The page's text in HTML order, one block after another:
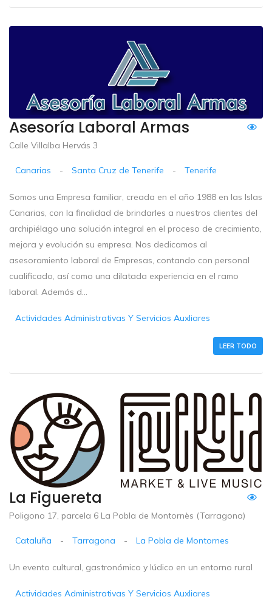
Asesoría Laboral Armas
Calle Villalba Hervás 3
Canarias - Santa Cruz de Tenerife - Tenerife
Somos una Empresa familiar, creada en el año 1988 en las Islas
Canarias, con la finalidad de brindarles a nuestros clientes del
archipiélago una solución integral en el proceso de crecimiento,
mejora y evolución su empresa. Nos dedicamos al
asesoramiento laboral de Empresas, contando con personal
cualificado, así como una dilatada experiencia en el ramo
laboral. Además d...
Actividades Administrativas Y Servicios Auxliares
LEER TODO
La Figuereta
Poligono 17, parcela 6 La Pobla de Montornès (Tarragona)
Cataluña - Tarragona - La Pobla de Montornes
Un evento cultural, gastronómico y lúdico en un entorno rural
Actividades Administrativas Y Servicios Auxliares